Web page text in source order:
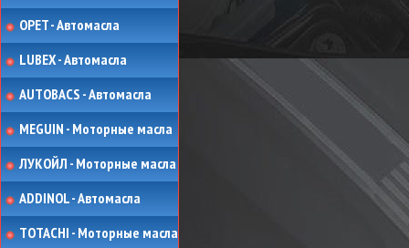
OPET - Автомасла
LUBEX - Автомасла
AUTOBACS - Автомасла
MEGUIN - Моторные масла
ЛУКОЙЛ - Моторные масла
ADDINOL - Автомасла
TOTACHI - Моторные масла